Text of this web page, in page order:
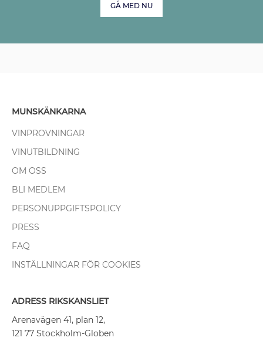
GÅ MED NU
MUNSKÄNKARNA
VINPROVNINGAR
VINUTBILDNING
OM OSS
BLI MEDLEM
PERSONUPPGIFTSPOLICY
PRESS
FAQ
INSTÄLLNINGAR FÖR COOKIES
ADRESS RIKSKANSLIET
Arenavägen 41, plan 12,
121 77 Stockholm-Globen